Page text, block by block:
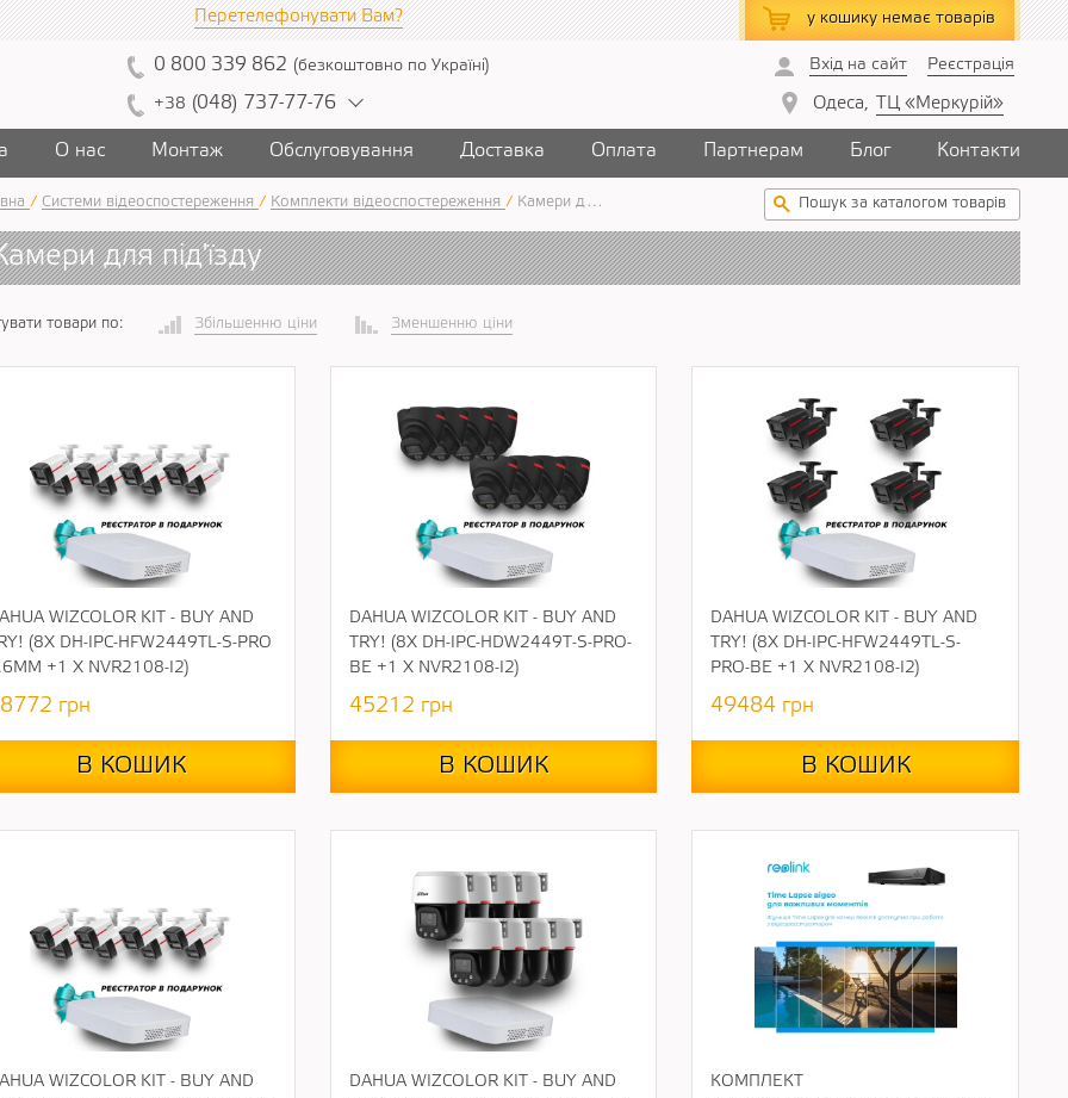
у кошику немає товарів
Перетелефонувати Вам?
0 800 339 862 (безкоштовно по Україні)
+38 (048) 737-7 7-76
Вхід на сайт Реєстрація
Одеса, ТЦ «Меркурій»
О нас Монтаж Обслуговування Доставка Оплата Партнерам Блог Контакти
/ Системи відеоспостереження / Комплекти відеоспостереження / Камери для під'їзду
для під'їзду
товари по: Збільшенню ціни Зменшенню ціни
WIZCOLOR KIT - BUY AND
(8Х DH-IPC-HFW2449TL-S-PRO
+1 Х NVR2108-I2)
грн
В КОШИК
DAHUA WIZCOLOR KIT - BUY AND
TRY! (8Х DH-IPC-HDW2449T-S-PRO-
BE +1 Х NVR2108-I2)
45212 грн
В КОШИК
DAHUA WIZCOLOR KIT - BUY AND
TRY! (8Х DH-IPC-HFW2449TL-S-
PRO-BE +1 Х NVR2108-I2)
49484 грн
В КОШИК
WIZCOLOR KIT - BUY AND
DAHUA WIZCOLOR KIT - BUY AND
КОМПЛЕКТ